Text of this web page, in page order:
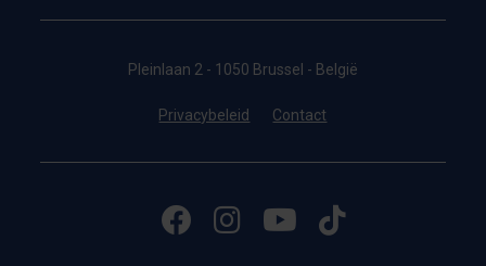
Pleinlaan 2 - 1050 Brussel - België
Privacybeleid Contact